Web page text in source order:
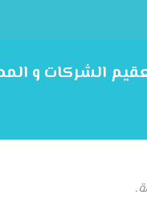
الشركات و